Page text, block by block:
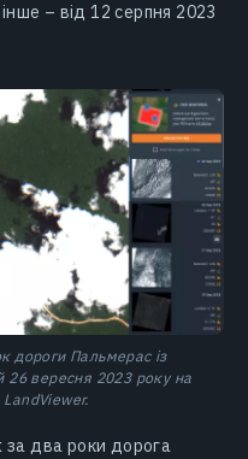
– від 12 серпня 2023
дороги Пальмерас із
26 вересня 2023 року на
два роки дорога